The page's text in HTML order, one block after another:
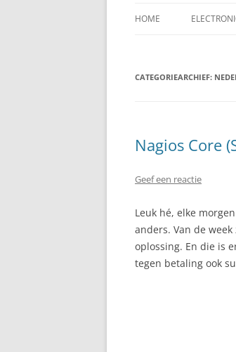
HOME
CATEGORIEARCHIEF:
Nagios Core
Geef een reactie
Leuk hé, elke
anders. Van de
oplossing. En die is
tegen betaling ook